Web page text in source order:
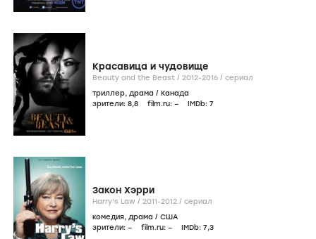
Красавица и чудовище
Beauty and the Beast / 2012-2016 / сериал
триллер, драма / Канада
зрители: 8,8 film.ru: – IMDb: 7
Закон Хэрри
Harry's Law / 2011-2012 / сериал
комедия, драма / США
зрители: – film.ru: – IMDb: 7,3